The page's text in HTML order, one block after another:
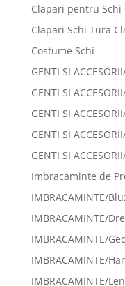
Clapari pentru Schi
Clapari Schi Tura
Costume Schi
GENTI SI
GENTI SI
GENTI SI
GENTI SI
GENTI SI
Imbracaminte de
IMBRACAMINTE/
IMBRACAMINTE/
IMBRACAMINTE/
IMBRACAMINTE/
IMBRACAMINTE/